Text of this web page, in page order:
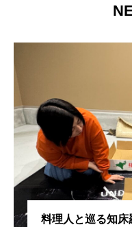
料理人と巡る知